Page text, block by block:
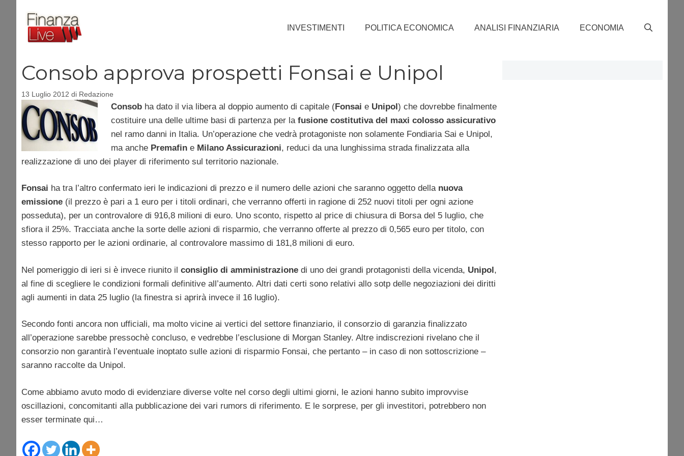
contenuto
INVESTIMENTI POLITICA ECONOMICA ANALISI FINANZIARIA ECONOMIA
Consob approva prospetti Fonsai e Unipol
13 Luglio 2012 di Redazione
Consobha dato il via libera al doppio aumento di capitale (Fonsai e Unipol) che dovrebbe finalmente
costituire una delle ultime basi di partenza per la fusione costitutiva del maxi colosso assicurativo
nel ramo danni in Italia. Un’operazione che vedrà protagoniste non solamente Fondiaria Sai e Unipol,
ma anche Premafine Milano Assicurazioni, reduci da una lunghissima strada finalizzata alla
realizzazione di uno dei player di riferimento sul territorio nazionale.
Fonsai ha tra l’altro confermato ieri le indicazioni di prezzo e il numero delle azioni che saranno oggetto della nuova
emissione (il prezzo è pari a 1 euro per i titoli ordinari, che verranno offerti in ragione di 252 nuovi titoli per ogni azione
posseduta), per un controvalore di 916,8 milioni di euro. Uno sconto, rispetto al price di chiusura di Borsa del 5 luglio, che
sfiora il 25%. Tracciata anche la sorte delle azioni di risparmio, che verranno offerte al prezzo di 0,565 euro per titolo, con
stesso rapporto per le azioni ordinarie, al controvalore massimo di 181,8 milioni di euro.
Nel pomeriggio di ieri si è invece riunito il consiglio di amministrazione di uno dei grandi protagonisti della vicenda, Unipol,
al fine di scegliere le condizioni formali definitive all’aumento. Altri dati certi sono relativi allo sotp delle negoziazioni dei diritti
agli aumenti in data 25 luglio (la finestra si aprirà invece il 16 luglio).
Secondo fonti ancora non ufficiali, ma molto vicine ai vertici del settore finanziario, il consorzio di garanzia finalizzato
all’operazione sarebbe pressochè concluso, e vedrebbe l’esclusione di Morgan Stanley. Altre indiscrezioni rivelano che il
consorzio non garantirà l’eventuale inoptato sulle azioni di risparmio Fonsai, che pertanto – in caso di non sottoscrizione –
saranno raccolte da Unipol.
Come abbiamo avuto modo di evidenziare diverse volte nel corso degli ultimi giorni, le azioni hanno subito improvvise
oscillazioni, concomitanti alla pubblicazione dei vari rumors di riferimento. E le sorprese, per gli investitori, potrebbero non
esser terminate qui…